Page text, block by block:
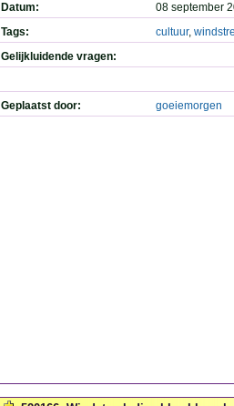
Datum:
08 september
Tags:
cultuur,
Gelijkluidende vragen:
Geplaatst door: goeiemorgen